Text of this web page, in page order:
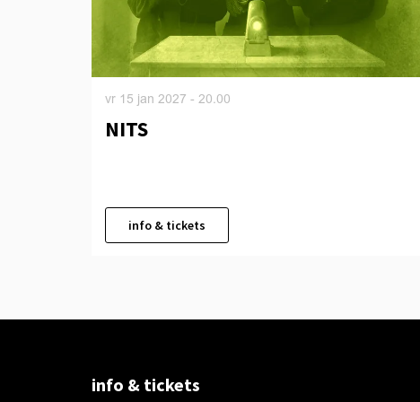
NITS
vr 15 jan 2027 - 20.00
info & tickets
info & tickets